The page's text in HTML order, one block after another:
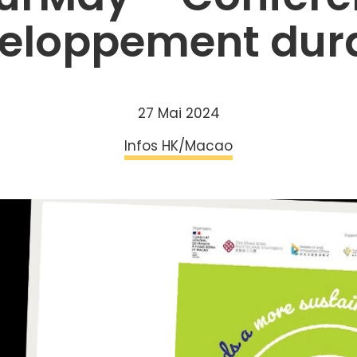
27 Mai 2024
Infos HK/Macao